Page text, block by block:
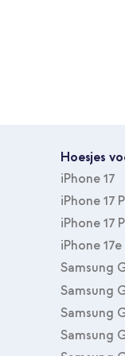
Hoesjes
iPhone 17
iPhone 17
iPhone 17
iPhone 17e
Samsung
Samsung
Samsung
Samsung